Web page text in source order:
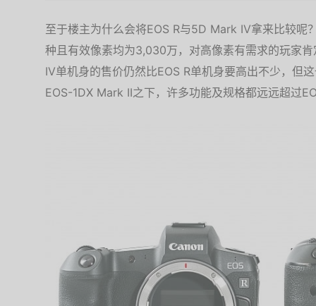
至于楼主为什么会将EOS R与5D Mark IV拿来比较呢
种且有效像素均为3,030万，对高像素有需求的玩家
IV单机身的售价仍然比EOS R单机身要高出不少，但
EOS-1DX Mark II之下，许多功能及规格都远远超过